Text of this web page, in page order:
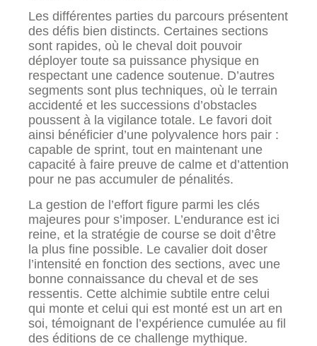
Les différentes parties du parcours présentent
des défis bien distincts. Certaines sections
sont rapides, où le cheval doit pouvoir
déployer toute sa puissance physique en
respectant une cadence soutenue. D’autres
segments sont plus techniques, où le terrain
accidenté et les successions d’obstacles
poussent à la vigilance totale. Le favori doit
ainsi bénéficier d’une polyvalence hors pair :
capable de sprint, tout en maintenant une
capacité à faire preuve de calme et d’attention
pour ne pas accumuler de pénalités.
La gestion de l’effort figure parmi les clés
majeures pour s’imposer. L’endurance est ici
reine, et la stratégie de course se doit d’être
la plus fine possible. Le cavalier doit doser
l’intensité en fonction des sections, avec une
bonne connaissance du cheval et de ses
ressentis. Cette alchimie subtile entre celui
qui monte et celui qui est monté est un art en
soi, témoignant de l’expérience cumulée au fil
des éditions de ce challenge mythique.